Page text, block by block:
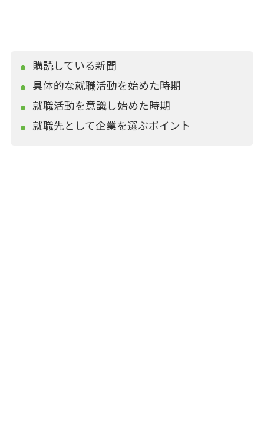
購読している新聞
具体的な就職活動を始めた時期
就職活動を意識し始めた時期
就職先として企業を選ぶポイント